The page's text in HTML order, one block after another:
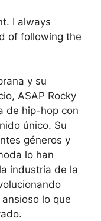
I always
of following the
y su
ASAP Rocky
de hip-hop con
único. Su
géneros y
lo han
industria de la
lo que